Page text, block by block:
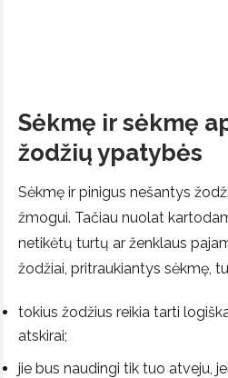
Sėkmę ir sėkmę
žodžių ypatybės
Sėkmę ir pinigus nešantys
žmogui. Tačiau nuolat
netikėtų turtų ar ženklaus
žodžiai, pritraukiantys sėkmę,
tokius žodžius reikia tarti
atskirai;
jie bus naudingi tik tuo atveju,